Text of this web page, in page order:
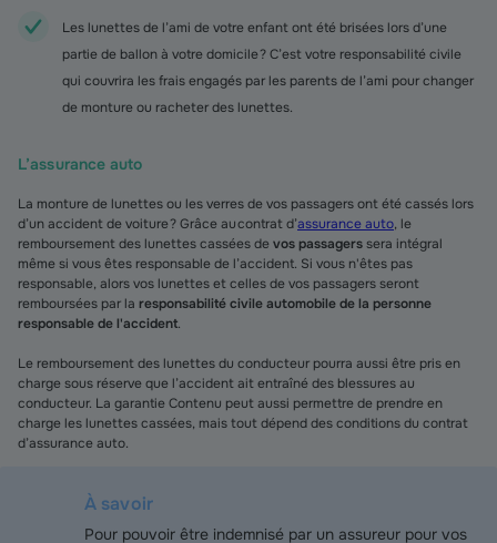
Les lunettes de l’ami de votre enfant ont été brisées lors d’une
partie de ballon à votre domicile ? C’est votre responsabilité civile
qui couvrira les frais engagés par les parents de l’ami pour changer
de monture ou racheter des lunettes.
L’assurance auto
La monture de lunettes ou les verres de vos passagers ont été cassés lors
d’un accident de voiture ? Grâce au contrat d’assurance auto, le
remboursement des lunettes cassées devos passagerssera intégral
même si vous êtes responsable de l’accident. Si vous n'êtes pas
responsable, alors vos lunettes et celles de vos passagers seront
remboursées par la responsabilité civile automobile de la personne
responsable de l'accident.
Le remboursement des lunettes du conducteur pourra aussi être pris en
charge sous réserve que l’accident ait entraîné des blessures au
conducteur. La garantie Contenu peut aussi permettre de prendre en
charge les lunettes cassées, mais tout dépend des conditions du contrat
d’assurance auto.
À savoir
Pour pouvoir être indemnisé par un assureur pour vos